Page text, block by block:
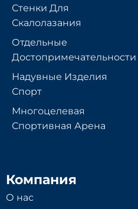
Стенки Для
Скалолазания
Отдельные
Достопримечательности
Надувные Изделия
Спорт
Многоцелевая
Спортивная Арена
Компания
О нас